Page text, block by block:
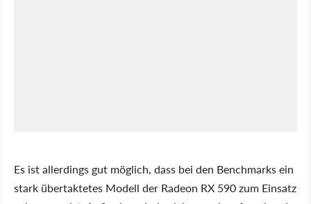
Es ist allerdings gut möglich, dass bei den Benchmarks ein
stark übertaktetes Modell der Radeon RX 590 zum Einsatz